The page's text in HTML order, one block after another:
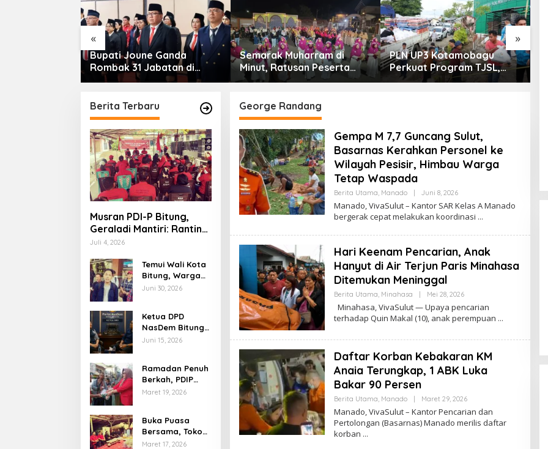
« »
Bupati Joune Ganda
Rombak 31 Jabatan di
Pemkab Minut, Styvi
Diskominfosan
Semarak Muharram di
Minut, Ratusan Peserta
Ramaikan Gebyar Tabtu
PLN UP3 Kotamobagu
Perkuat Program TJSL,
Hadirkan Bantuan
Berita Terbaru
Musran PDI-P Bitung,
Geraladi Mantiri: Ranting
dan Anak Ranting Ujung
Juli 4, 2026
Temui Wali Kota
Bitung, Warga
Kambahu Desak
Juni 30, 2026
Ketua DPD
NasDem Bitung
Tiba-tiba
Beda
Tanggapan
Juni 15, 2026
Ramadan Penuh
Berkah, PDIP
Kotamobagu
Maret 19, 2026
Buka Puasa
Bersama, Tokoh
Agama Bitung
Maret 17, 2026
George Randang
Gempa M 7,7 Guncang Sulut,
Basarnas Kerahkan Personel ke
Wilayah Pesisir, Himbau Warga
Tetap Waspada
Berita Utama Manado | Juni 8, 2026O
E
H
E
A
K
S
Manado, VivaSulut – Kantor SAR Kelas A Manado
bergerak cepat melakukan koordinasi
Hari Keenam Pencarian, Anak
Hanyut di Air Terjun Paris Minahasa
Ditemukan Meninggal
Berita Utama Minahasa | Mei 28, 2026O
E
H
A
K
S
Minahasa, VivaSulut — Upaya pencarian
terhadap Quin Makal (10), anak perempuan
Daftar Korban Kebakaran KM
Anaia Terungkap, 1 ABK Luka
Bakar 90 Persen
Berita Utama Manado | Maret 29, 2026O
E
H
Manado, VivaSulut – Kantor Pencarian dan
Pertolongan (Basarnas) Manado merilis daftar
korban
Gubernur Yulius Selvanus Perkuat
Layanan Kesehatan Sulut,
Resmikan Unit Hemodialisis dan
Di Pemprov Sulut | Juli 12, 2026